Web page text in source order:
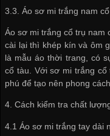
3.3. Áo sơ mi trắng nam
Áo sơ mi trắng cổ trụ nam
cài lại thì khép kín và ôm
là mẫu áo thời trang, có
cổ tàu. Với sơ mi trắng
phú để tạo nên phong
4. Cách kiểm tra chất
4.1 Áo sơ mi trắng tay dài